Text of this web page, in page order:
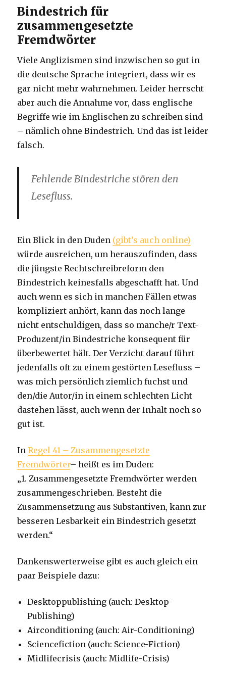
Bindestrich für
zusammengesetzte
Fremdwörter
Viele Anglizismen sind inzwischen so gut in
die deutsche Sprache integriert, dass wir es
gar nicht mehr wahrnehmen. Leider herrscht
aber auch die Annahme vor, dass englische
Begriffe wie im Englischen zu schreiben sind
– nämlich ohne Bindestrich. Und das ist leider
falsch.
Fehlende Bindestriche stören den
Lesefluss.
Ein Blick in den Duden (gibt’s auch online)
würde ausreichen, um herauszufinden, dass
die jüngste Rechtschreibreform den
Bindestrich keinesfalls abgeschafft hat. Und
auch wenn es sich in manchen Fällen etwas
kompliziert anhört, kann das noch lange
nicht entschuldigen, dass so manche/r Text-
Produzent/in Bindestriche konsequent für
überbewertet hält. Der Verzicht darauf führt
jedenfalls oft zu einem gestörten Lesefluss –
was mich persönlich ziemlich fuchst und
den/die Autor/in in einem schlechten Licht
dastehen lässt, auch wenn der Inhalt noch so
gut ist.
InRegel 41 – Zusammengesetzte
Fremdwörter– heißt es im Duden:
„1. Zusammengesetzte Fremdwörter werden
zusammengeschrieben. Besteht die
Zusammensetzung aus Substantiven, kann zur
besseren Lesbarkeit ein Bindestrich gesetzt
werden.“
Dankenswerterweise gibt es auch gleich ein
paar Beispiele dazu:
Desktoppublishing (auch: Desktop-
Publishing)
Airconditioning (auch: Air-Conditioning)
Sciencefiction (auch: Science-Fiction)
Midlifecrisis (auch: Midlife-Crisis)